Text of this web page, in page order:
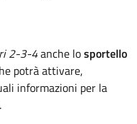
2-3-4anche losportello
potrà attivare,
informazioni per la